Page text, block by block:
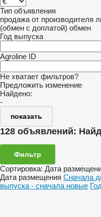
Тип объявления
продажа от производителя
(обмен с доплатой) обмен
Год выпуска
Agroline ID
Не хватает фильтров?
Предложить изменение
Найдено:
-
показать
128 объявлений:
Фильтр
Сортировка: Дата
Дата размещения Сначала
выпуска - сначала новые